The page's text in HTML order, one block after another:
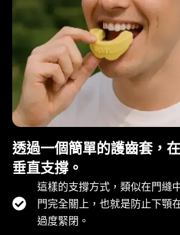
透過一個簡單的護齒套，
垂直支撐。
這樣的支撐方式，類似在門縫
門完全關上，也就是防止下顎
過度緊閉。